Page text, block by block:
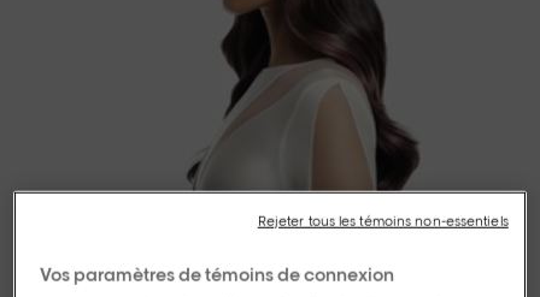
Vos paramètres de témoins de connexion
Rejeter tous les témoins non-essentiels